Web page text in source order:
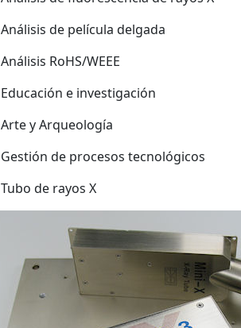
Análisis de película delgada
Análisis RoHS/WEEE
Educación e investigación
Arte y Arqueología
Gestión de procesos tecnológicos
Tubo de rayos X